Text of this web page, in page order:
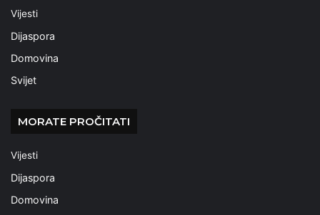
Vijesti
Dijaspora
Domovina
Svijet
MORATE PROČITATI
Vijesti
Dijaspora
Domovina